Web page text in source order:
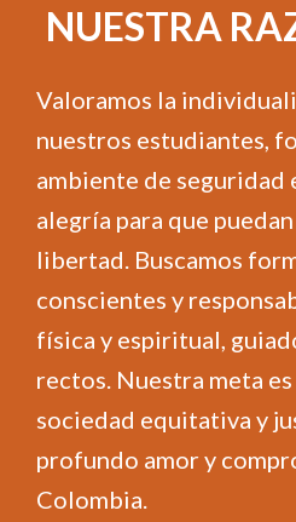
NUESTRA
Valoramos la
nuestros estudiantes,
ambiente de seguridad
alegría para que
libertad. Buscamos
conscientes y
física y espiritual,
rectos. Nuestra meta
sociedad equitativa y
profundo amor y
Colombia.